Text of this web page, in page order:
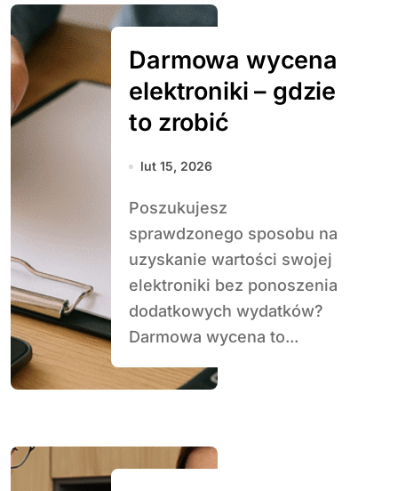
Darmowa wycena
elektroniki – gdzie
to zrobić
lut 15, 2026
Poszukujesz
sprawdzonego sposobu na
uzyskanie wartości swojej
elektroniki bez ponoszenia
dodatkowych wydatków?
Darmowa wycena to...